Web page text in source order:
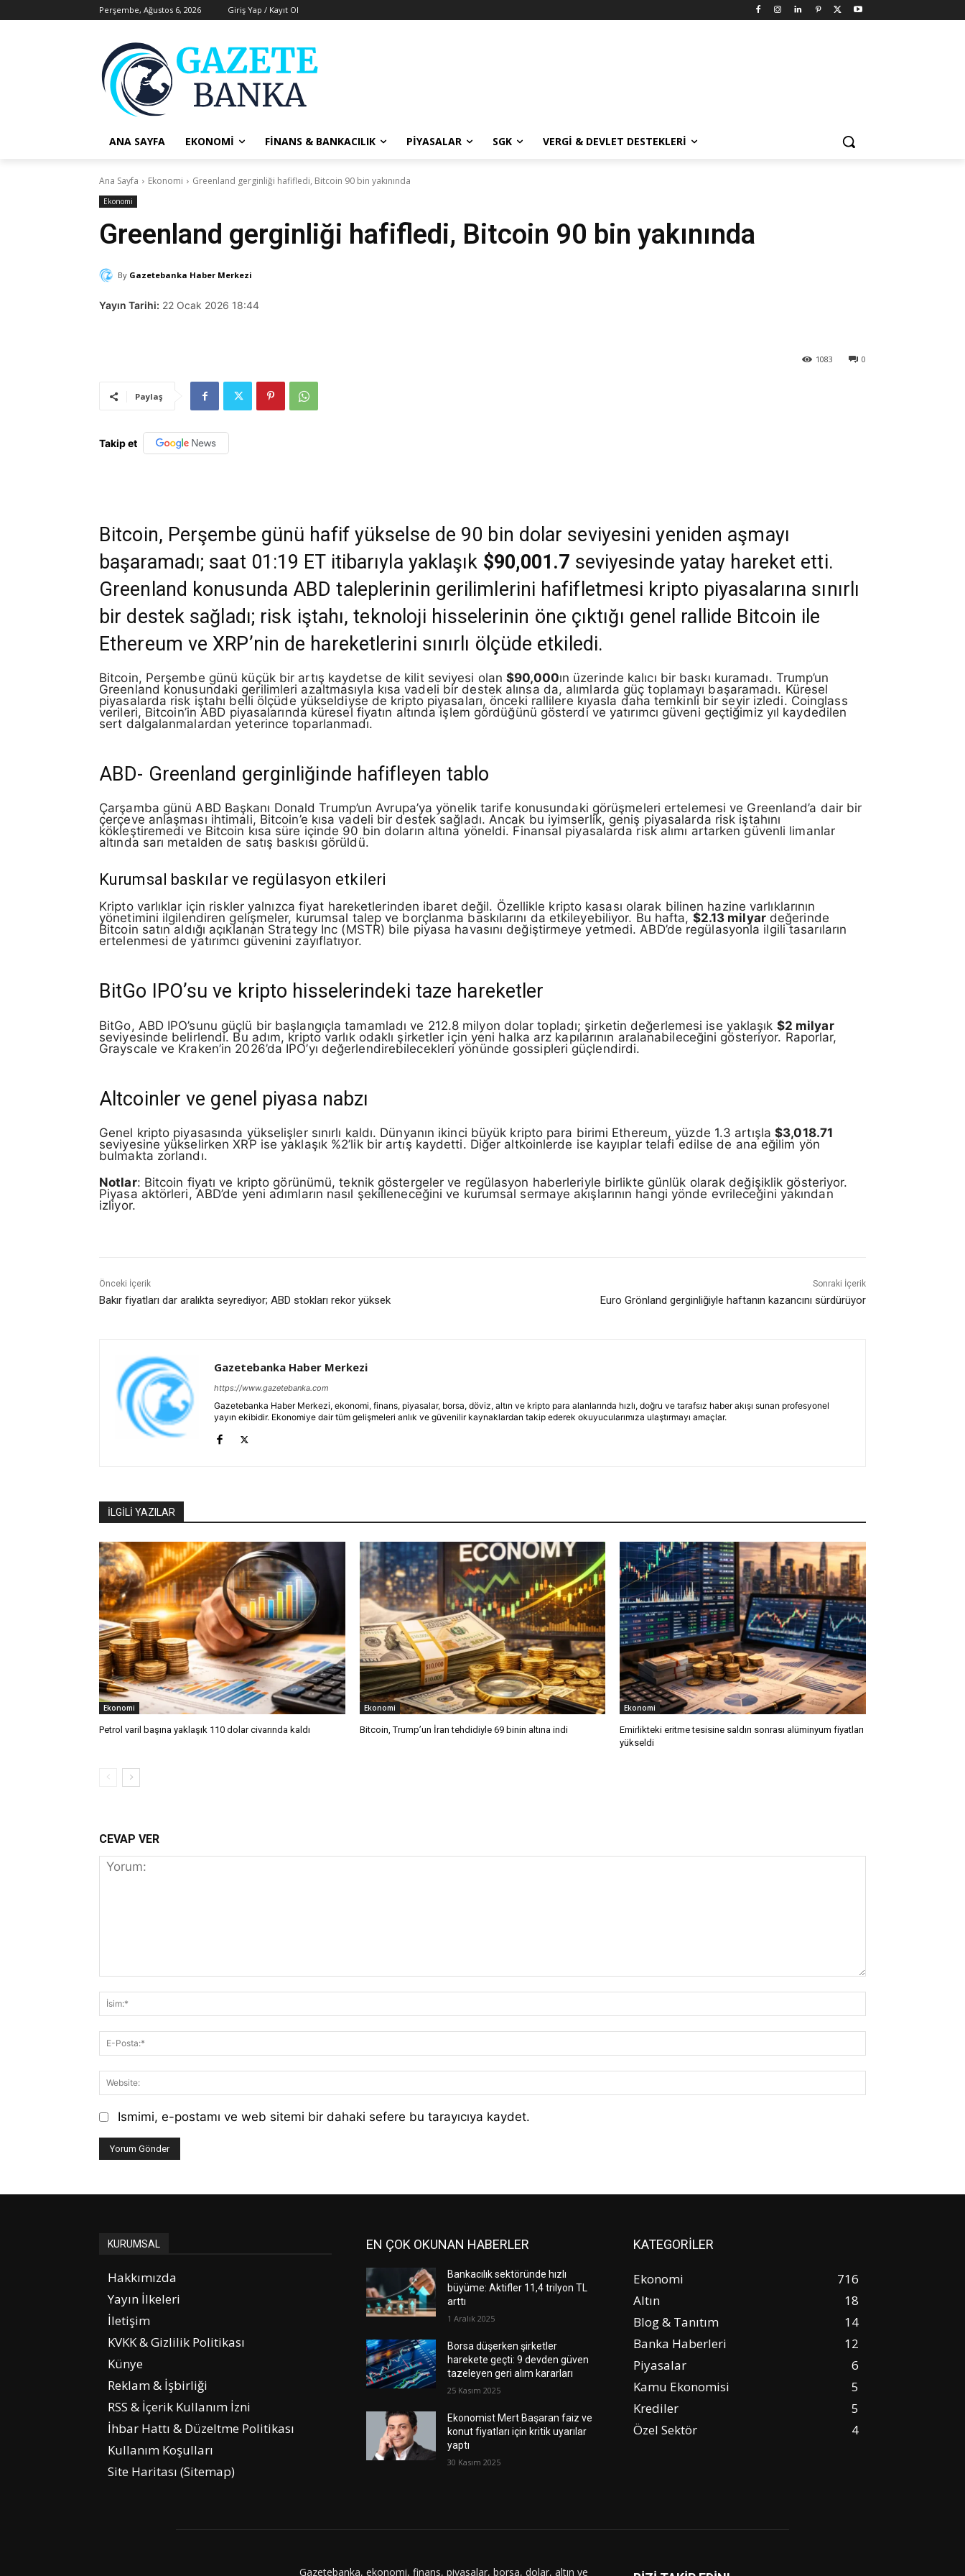
Perşembe, Ağustos 6, 2026 Giriş Yap / Kayıt Ol
ANA SAYFA EKONOMI FINANS & BANKACILIK PIYASALAR SGK VERGI & DEVLET DESTEKLERI
Ana Sayfa Ekonomi Greenland gerginliği hafifledi, Bitcoin 90 bin yakınında
Ekonomi
Greenland gerginliği hafifledi, Bitcoin 90 bin yakınında
By Gazetebanka Haber Merkezi
Yayın Tarihi: 22 Ocak 2026 18:44
0
1083
Paylaş
Takip et
Bitcoin, Perşembe günü hafif yükselse de 90 bin dolar seviyesini yeniden aşmayı
başaramadı; saat 01:19 ET itibarıyla yaklaşık $90,001.7 seviyesinde yatay hareket etti.
Greenland konusunda ABD taleplerinin gerilimlerini hafifletmesi kripto piyasalarına sınırlı
bir destek sağladı; risk iştahı, teknoloji hisselerinin öne çıktığı genel rallide Bitcoin ile
Ethereum ve XRP’nin de hareketlerini sınırlı ölçüde etkiledi.
Bitcoin, Perşembe günü küçük bir artış kaydetse de kilit seviyesi olan$90,000ın üzerinde kalıcı bir baskı kuramadı. Trump’un
Greenland konusundaki gerilimleri azaltmasıyla kısa vadeli bir destek alınsa da, alımlarda güç toplamayı başaramadı. Küresel
piyasalarda risk iştahı belli ölçüde yükseldiyse de kripto piyasaları, önceki rallilere kıyasla daha temkinli bir seyir izledi. Coinglass
verileri, Bitcoin’in ABD piyasalarında küresel fiyatın altında işlem gördüğünü gösterdi ve yatırımcı güveni geçtiğimiz yıl kaydedilen
sert dalgalanmalardan yeterince toparlanmadı.
ABD- Greenland gerginliğinde hafifleyen tablo
Çarşamba günü ABD Başkanı Donald Trump’un Avrupa’ya yönelik tarife konusundaki görüşmeleri ertelemesi ve Greenland’a dair bir
çerçeve anlaşması ihtimali, Bitcoin’e kısa vadeli bir destek sağladı. Ancak bu iyimserlik, geniş piyasalarda risk iştahını
kökleştiremedi ve Bitcoin kısa süre içinde 90 bin doların altına yöneldi. Finansal piyasalarda risk alımı artarken güvenli limanlar
altında sarı metalden de satış baskısı görüldü.
Kurumsal baskılar ve regülasyon etkileri
Kripto varlıklar için riskler yalnızca fiyat hareketlerinden ibaret değil. Özellikle kripto kasası olarak bilinen hazine varlıklarının
yönetimini ilgilendiren gelişmeler, kurumsal talep ve borçlanma baskılarını da etkileyebiliyor. Bu hafta, $2.13 milyardeğerinde
Bitcoin satın aldığı açıklanan Strategy Inc (MSTR) bile piyasa havasını değiştirmeye yetmedi. ABD’de regülasyonla ilgili tasarıların
ertelenmesi de yatırımcı güvenini zayıflatıyor.
BitGo IPO’su ve kripto hisselerindeki taze hareketler
BitGo, ABD IPO’sunu güçlü bir başlangıçla tamamladı ve 212.8 milyon dolar topladı; şirketin değerlemesi ise yaklaşık $2 milyar
seviyesinde belirlendi. Bu adım, kripto varlık odaklı şirketler için yeni halka arz kapılarının aralanabileceğini gösteriyor. Raporlar,
Grayscale ve Kraken’in 2026’da IPO’yı değerlendirebilecekleri yönünde gossipleri güçlendirdi.
Altcoinler ve genel piyasa nabzı
Genel kripto piyasasında yükselişler sınırlı kaldı. Dünyanın ikinci büyük kripto para birimi Ethereum, yüzde 1.3 artışla$3,018.71
seviyesine yükselirken XRP ise yaklaşık %2’lik bir artış kaydetti. Diğer altkoinlerde ise kayıplar telafi edilse de ana eğilim yön
bulmakta zorlandı.
Notlar: Bitcoin fiyatı ve kripto görünümü, teknik göstergeler ve regülasyon haberleriyle birlikte günlük olarak değişiklik gösteriyor.
Piyasa aktörleri, ABD’de yeni adımların nasıl şekilleneceğini ve kurumsal sermaye akışlarının hangi yönde evrileceğini yakından
izliyor.
Önceki İçerik
Bakır fiyatları dar aralıkta seyrediyor; ABD stokları rekor yüksek
Sonraki İçerik
Euro Grönland gerginliğiyle haftanın kazancını sürdürüyor
Gazetebanka Haber Merkezi
https://www.gazetebanka.com
Gazetebanka Haber Merkezi, ekonomi, finans, piyasalar, borsa, döviz, altın ve kripto para alanlarında hızlı, doğru ve tarafsız haber akışı sunan profesyonel
yayın ekibidir. Ekonomiye dair tüm gelişmeleri anlık ve güvenilir kaynaklardan takip ederek okuyucularımıza ulaştırmayı amaçlar.
İLGİLİ YAZILAR
Ekonomi
Petrol varil başına yaklaşık 110 dolar civarında kaldı
Ekonomi
Bitcoin, Trump’un İran tehdidiyle 69 binin altına indi
Ekonomi
Emirlikteki eritme tesisine saldırı sonrası alüminyum fiyatları
yükseldi
CEVAP VER
Yorum:
İsim:*
E-
Website:
Ismimi, e-postamı ve web sitemi bir dahaki sefere bu tarayıcıya kaydet.
KURUMSAL
Hakkımızda
Yayın İlkeleri
İletişim
KVKK & Gizlilik Politikası
Künye
Reklam & İşbirliği
RSS & İçerik Kullanım İzni
İhbar Hattı & Düzeltme Politikası
Kullanım Koşulları
Site Haritası (Sitemap)
EN ÇOK OKUNAN HABERLER
Bankacılık sektöründe hızlı
büyüme: Aktifler 11,4 trilyon TL
arttı
1 Aralık 2025
Borsa düşerken şirketler
harekete geçti: 9 devden güven
tazeleyen geri alım kararları
25 Kasım 2025
Ekonomist Mert Başaran faiz ve
konut fiyatları için kritik uyarılar
yaptı
30 Kasım 2025
KATEGORİLER
Ekonomi
716
Altın
18
Blog & Tanıtım
14
Banka Haberleri
12
Piyasalar
6
Kamu Ekonomisi
5
Krediler
5
Özel Sektör
4
Gazetebanka, ekonomi, finans, piyasalar, borsa, dolar, altın ve